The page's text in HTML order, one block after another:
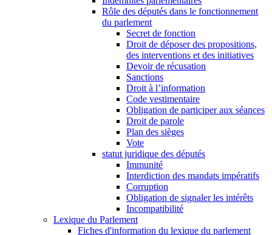
Rôle des députés dans le fonctionnement
du parlement
Secret de fonction
Droit de déposer des propositions,
des interventions et des initiatives
Devoir de récusation
Sanctions
Droit à l’information
Code vestimentaire
Obligation de participer aux séances
Droit de parole
Plan des sièges
Vote
statut juridique des députés
Immunité
Interdiction des mandats impératifs
Corruption
Obligation de signaler les intérêts
Incompatibilité
Lexique du Parlement
Fiches d'information du lexique du parlement